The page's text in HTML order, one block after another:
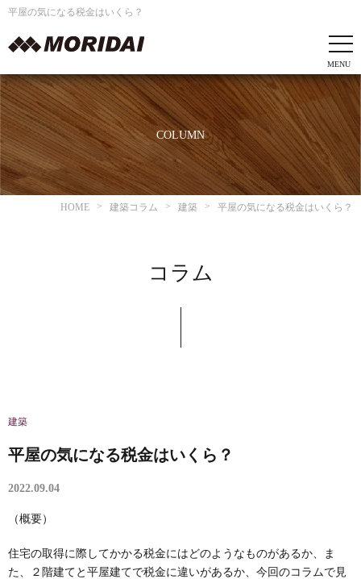
平屋の気になる税金はいくら？
COLUMN
HOME 建築コラム 建築 平屋の気になる税金はいくら？
コラム
建築
平屋の気になる税金はいくら？
2022.09.04
（概要）
住宅の取得に際してかかる税金にはどのようなものがあるか、ま
た、２階建てと平屋建てで税金に違いがあるか、今回のコラムで見